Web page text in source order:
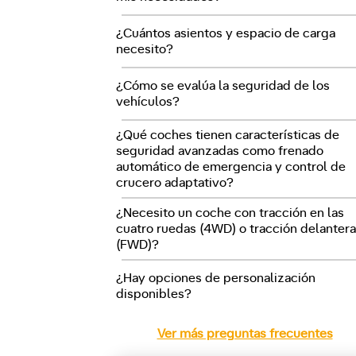
¿Cuántos asientos y espacio de carga
necesito?
¿Cómo se evalúa la seguridad de los
vehículos?
¿Qué coches tienen características de
seguridad avanzadas como frenado
automático de emergencia y control de
crucero adaptativo?
¿Necesito un coche con tracción en las
cuatro ruedas (4WD) o tracción delantera
(FWD)?
¿Hay opciones de personalización
disponibles?
Ver más preguntas frecuentes